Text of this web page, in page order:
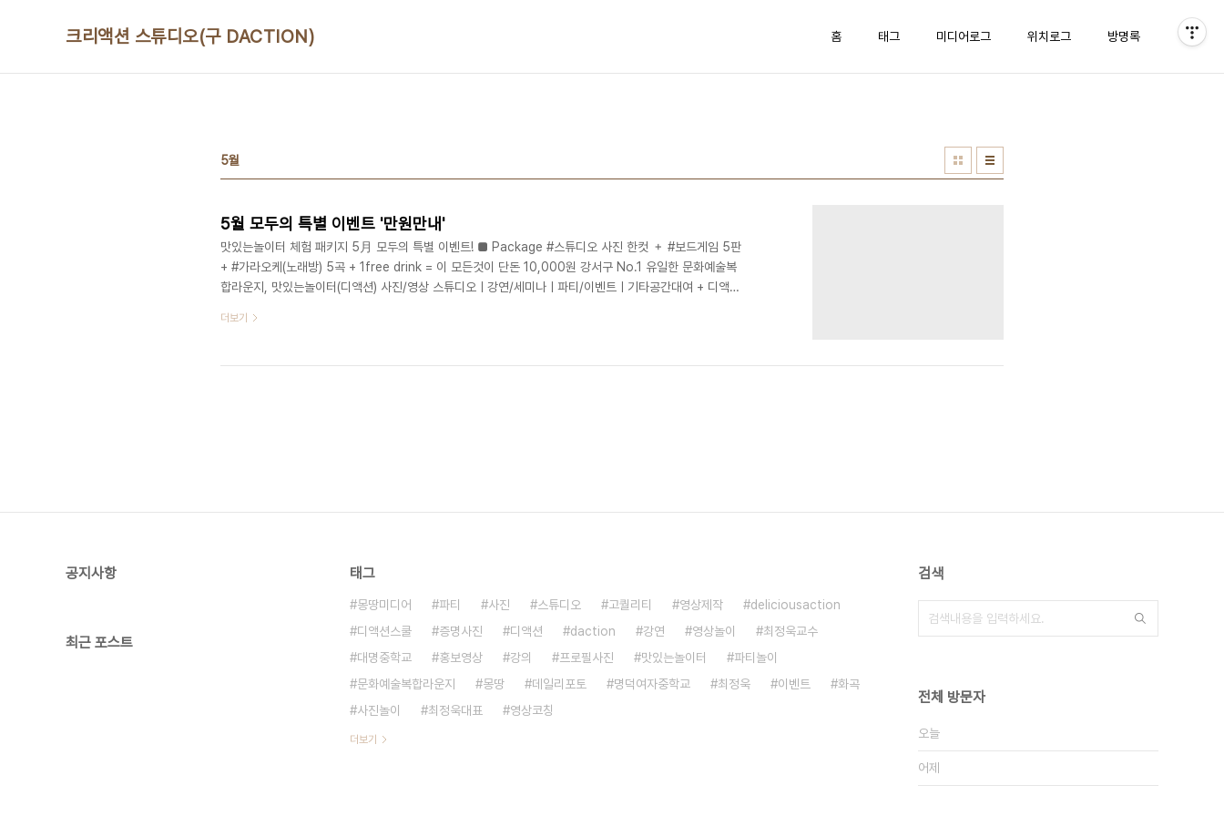
크리액션 스튜디오(구 DACTION) 홈 태그 미디어로그 위치로그 방명록
5월
5월 모두의 특별 이벤트 '만원만내'
맛있는놀이터 체험 패키지 5月 모두의 특별 이벤트! ■ Package #스튜디오 사진 한컷 ＋ #보드게임 5판
+ #가라오케(노래방) 5곡 + 1free drink = 이 모든것이 단돈 10,000원 강서구 No.1 유일한 문화예술복
합라운지, 맛있는놀이터(디액션) 사진/영상 스튜디오ㅣ강연/세미나ㅣ파티/이벤트ㅣ기타공간대여 + 디액션
더보기
공지사항
최근 포스트
태그
몽땅미디어 파티 사진 스튜디오 고퀄리티 영상제작
deliciousaction
디액션스쿨
증명사진 디액션 daction 강연 영상놀이
최정욱교수
대명중학교
홍보영상 강의 프로필사진 맛있는놀이터
파티놀이
문화예술복합라운지
몽땅 데일리포토 명덕여자중학교 최정욱 이벤트
화곡
사진놀이
최정욱대표 영상코칭
더보기
검색
전체 방문자
오늘
어제